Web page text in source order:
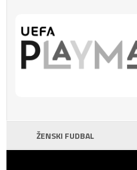
ŽENSKI FUDBAL